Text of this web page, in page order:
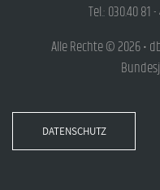
Tel.: 030.40 81
Alle Rechte © 2026 •
DATENSCHUTZ